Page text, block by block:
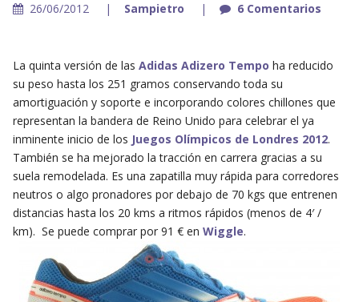
26/06/2012 Sampietro 6 Comentarios
La quinta versión de las Adidas Adizero Tempo ha reducido
su peso hasta los 251 gramos conservando toda su
amortiguación y soporte e incorporando colores chillones que
representan la bandera de Reino Unido para celebrar el ya
inminente inicio de los Juegos Olímpicos de Londres 2012.
También se ha mejorado la tracción en carrera gracias a su
suela remodelada. Es una zapatilla muy rápida para corredores
neutros o algo pronadores por debajo de 70 kgs que entrenen
distancias hasta los 20 kms a ritmos rápidos (menos de 4′ /
km). Se puede comprar por 91 € en Wiggle.